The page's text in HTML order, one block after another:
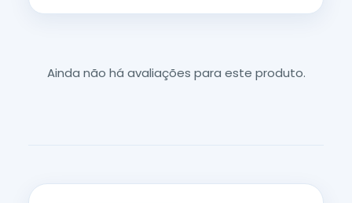
Ainda não há avaliações para este produto.